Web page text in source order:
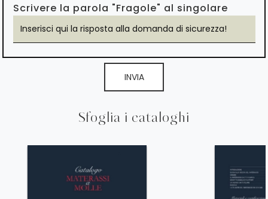
Sfoglia i cataloghi
Scrivere la parola "Fragole" al singolare
INVIA